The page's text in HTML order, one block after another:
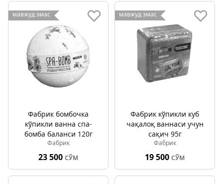
мавжуд эмас
Фабрик бомбочка
кўпикли ванна спа-
бомба баланси 120г
Фабрик
23 500 СЎМ
мавжуд эмас
Фабрик кўпикли куб
чақалоқ ваннаси учун
сақич 95г
Фабрик
19 500 СЎМ